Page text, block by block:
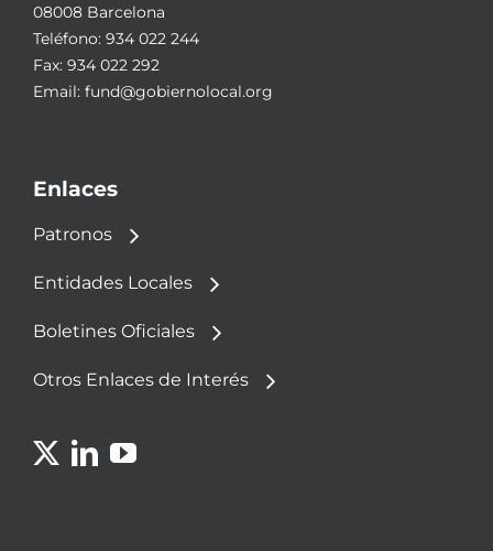
08008 Barcelona
Teléfono: 934 022 244
Fax: 934 022 292
Email: fund@gobiernolocal.org
Enlaces
Patronos
Entidades Locales
Boletines Oficiales
Otros Enlaces de Interés